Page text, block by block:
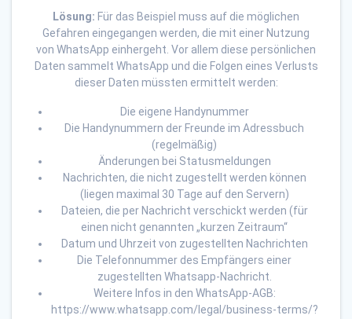
Lösung: Für das Beispiel muss auf die möglichen
Gefahren eingegangen werden, die mit einer Nutzung
von WhatsApp einhergeht. Vor allem diese persönlichen
Daten sammelt WhatsApp und die Folgen eines Verlusts
dieser Daten müssten ermittelt werden:
Die eigene Handynummer
Die Handynummern der Freunde im Adressbuch
(regelmäßig)
Änderungen bei Statusmeldungen
Nachrichten, die nicht zugestellt werden können
(liegen maximal 30 Tage auf den Servern)
Dateien, die per Nachricht verschickt werden (für
einen nicht genannten „kurzen Zeitraum“
Datum und Uhrzeit von zugestellten Nachrichten
Die Telefonnummer des Empfängers einer
zugestellten Whatsapp-Nachricht.
Weitere Infos in den WhatsApp-AGB:
https://www.whatsapp.com/legal/business-terms/?